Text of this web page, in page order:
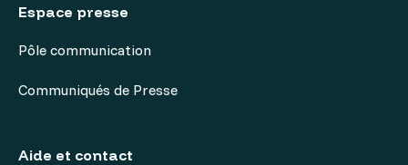
Espace presse
Pôle communication
Communiqués de Presse
Aide et contact